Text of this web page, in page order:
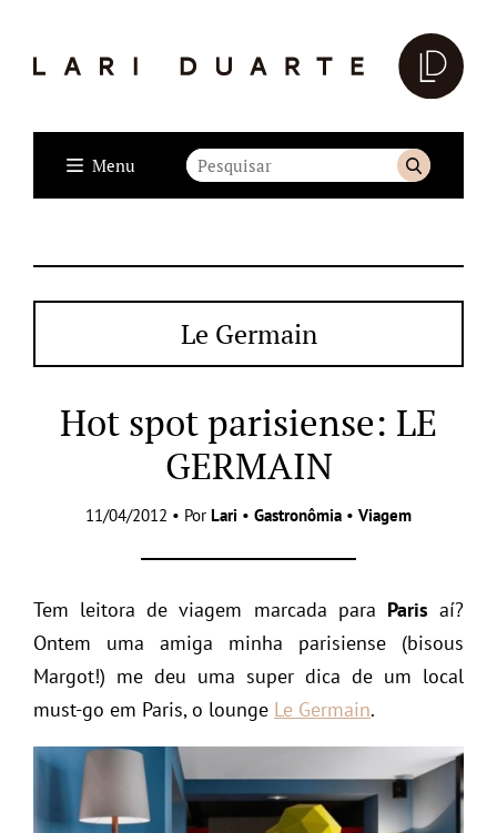
Menu
Le Germain
Hot spot parisiense: LE
GERMAIN
11/04/2012 • Por Lari • Gastronômia • Viagem
Tem leitora de viagem marcada para Paris aí?
Ontem uma amiga minha parisiense (bisous
Margot!) me deu uma super dica de um local
must-go em Paris, o lounge Le Germain.